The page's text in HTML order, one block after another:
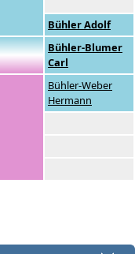
Bühler Adolf
Bühler-Blumer
Carl
Bühler-Weber
Hermann